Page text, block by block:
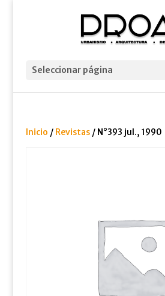
Seleccionar página
Inicio / Revistas/ N°393 jul., 1990